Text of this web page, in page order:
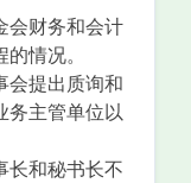
会财务和会计
情况。
会提出质询和
务主管单位以
长和秘书长不